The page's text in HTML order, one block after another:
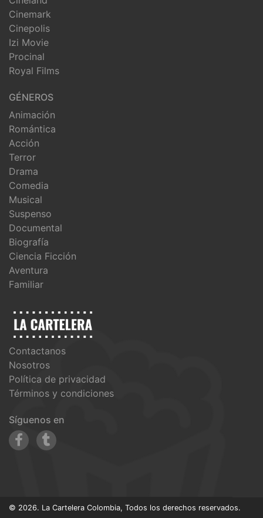
Cinemark
Cinepolis
Izi Movie
Procinal
Royal Films
GÉNEROS
Animación
Romántica
Acción
Terror
Drama
Comedia
Musical
Suspenso
Documental
Biografía
Ciencia Ficción
Aventura
Familiar
Contactanos
Nosotros
Política de privacidad
Términos y condiciones
Síguenos en
© 2026. La Cartelera Colombia, Todos los derechos reservados.